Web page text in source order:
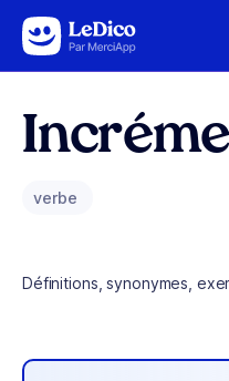
Aller au contenu
verbe
Définitions, synonymes,